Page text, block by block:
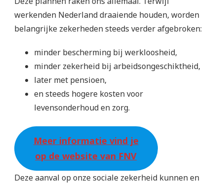
werkenden Nederland draaiende houden, worden
belangrijke zekerheden steeds verder afgebroken:
minder bescherming bij werkloosheid,
minder zekerheid bij arbeidsongeschiktheid,
later met pensioen,
en steeds hogere kosten voor
levensonderhoud en zorg.
Meer informatie vind je
op de website van FNV
Deze aanval op onze sociale zekerheid kunnen en